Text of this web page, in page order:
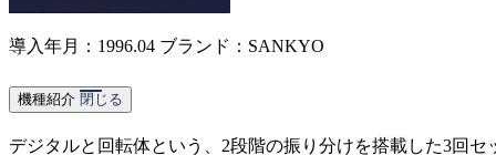
導入年月：1996.04 ブランド：SANKYO
機種紹介 閉じる
デジタルと回転体という、2段階の振り分けを搭載した3回セ